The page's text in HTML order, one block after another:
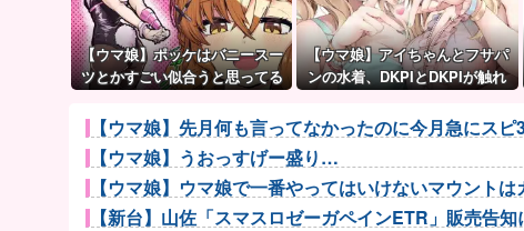
【ウマ娘】ポッケはバニースー
ツとかすごい似合うと思ってる
【ウマ娘】アイちゃんとフサパ
ンの水着、DKPIとDKPIが触れ
【ウマ娘】先月何も言ってなかったのに今月急にスピ
【ウマ娘】うおっすげー盛り…
【ウマ娘】ウマ娘で一番やってはいけないマウント
【新台】山佐「スマスロゼーガペインETR」販売告